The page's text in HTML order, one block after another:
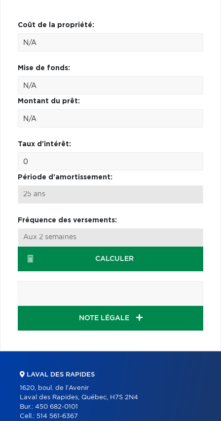
Coût de la propriété:
Mise de fonds:
Montant du prêt:
Taux d'intérêt:
Période d'amortissement:
Fréquence des versements:
CALCULER
NOTE LÉGALE
LAVAL DES RAPIDES
1620, boul. de l'Avenir
Laval des Rapides, Québec, H7S 2N4
Bur.: 450 682-0101
Cell.: 514 561-6367